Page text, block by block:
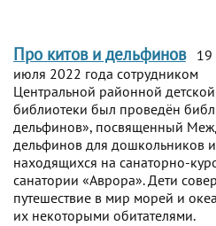
Про китов и дельфинов
19
июля 2022 года сотрудником
Центральной районной детской
библиотеки был проведён
дельфинов», посвященный
дельфинов для дошкольников
находящихся на санаторно-
санатории «Аврора». Дети
путешествие в мир морей и
их некоторыми обитателями.